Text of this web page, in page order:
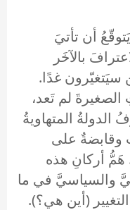
أن تأتيَ
بالآخَر
سيَتغيّرون غدًا.
الصغيرةَ لم تَعد،
المتهاويةُ
وقابضةٌ على
هَمُّ أركانِ هذه
والسياسيَّ في ما
(أين هي؟).